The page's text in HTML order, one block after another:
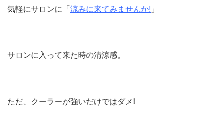
気軽にサロンに「 涼みに来てみませんか! 」
サロンに入って来た時の清涼感。
ただ、クーラーが強いだけではダメ!